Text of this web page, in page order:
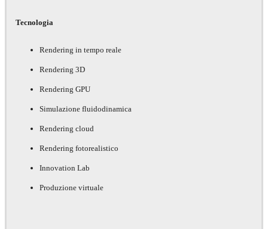
Tecnologia
Rendering in tempo reale
Rendering 3D
Rendering GPU
Simulazione fluidodinamica
Rendering cloud
Rendering fotorealistico
Innovation Lab
Produzione virtuale